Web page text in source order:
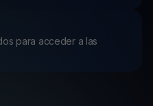
para acceder a las